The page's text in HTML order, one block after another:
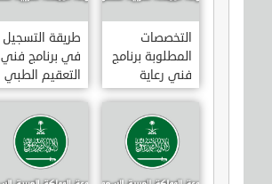
التخصصات
المطلوبة برنامج
فني رعاية
مرضى 3
طريقة التسجيل
في برنامج فني
التعقيم الطبي